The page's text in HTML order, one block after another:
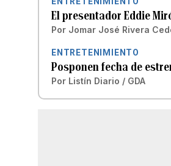
El presentador Eddie
Por Jomar José Rivera
ENTRETENIMIENTO
Posponen fecha de
Por Listín Diario / GDA